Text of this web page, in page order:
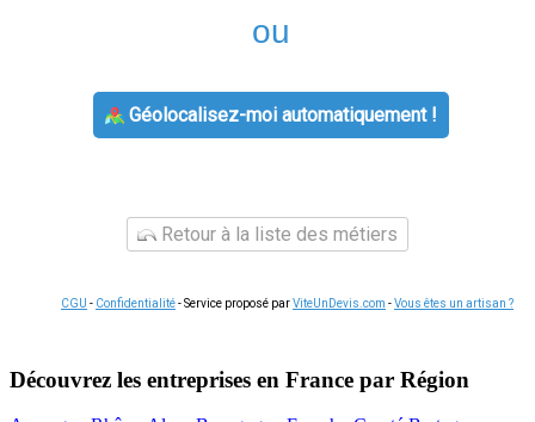
ou
Géolocalisez-moi automatiquement !
Retour à la liste des métiers
CGU - Confidentialité- Service proposé parViteUnDevis.com -Vous êtes un artisan ?
Découvrez les entreprises en France par Région